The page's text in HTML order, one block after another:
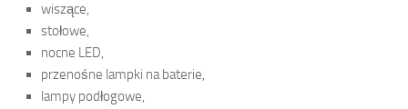
wiszące,
stołowe,
nocne LED,
przenośne lampki na baterie,
lampy podłogowe,